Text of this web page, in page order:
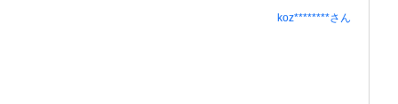
koz********さん